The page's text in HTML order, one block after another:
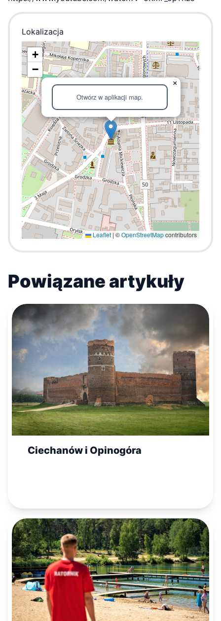
Lokalizacja
Otwórz w aplikacji map.
×
+
−
Leaflet |©OpenStreetMapcontributors
Powiązane artykuły
Ciechanów i Opinogóra